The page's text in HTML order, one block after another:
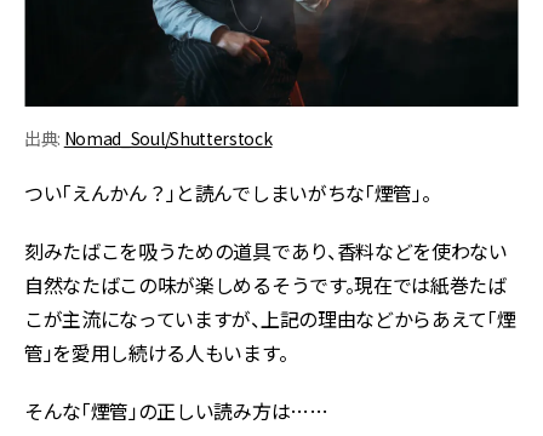
出典: Nomad_Soul/Shutterstock
つい「えんかん？」と読んでしまいがちな「煙管」。
刻みたばこを吸うための道具であり、香料などを使わない
自然なたばこの味が楽しめるそうです。現在では紙巻たば
こが主流になっていますが、上記の理由などからあえて「煙
管」を愛用し続ける人もいます。
そんな「煙管」の正しい読み方は……